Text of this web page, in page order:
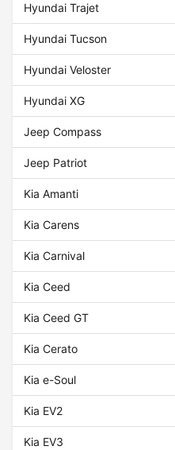
Hyundai Trajet
Hyundai Tucson
Hyundai Veloster
Hyundai XG
Jeep Compass
Jeep Patriot
Kia Amanti
Kia Carens
Kia Carnival
Kia Ceed
Kia Ceed GT
Kia Cerato
Kia e-Soul
Kia EV2
Kia EV3